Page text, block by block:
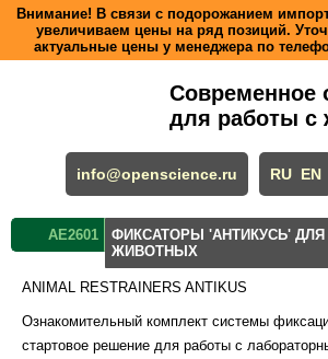
Внимание! В связи с подорожанием
увеличиваем цены на ряд позиций.
актуальные цены у менеджера по
Современное
для работы с
info@openscience.ru RU EN
AE2601
ФИКСАТОРЫ 'АНТИКУСЬ'
ЖИВОТНЫХ
ANIMAL RESTRAINERS ANTIKUS
Ознакомительный комплект системы
стартовое решение для работы с